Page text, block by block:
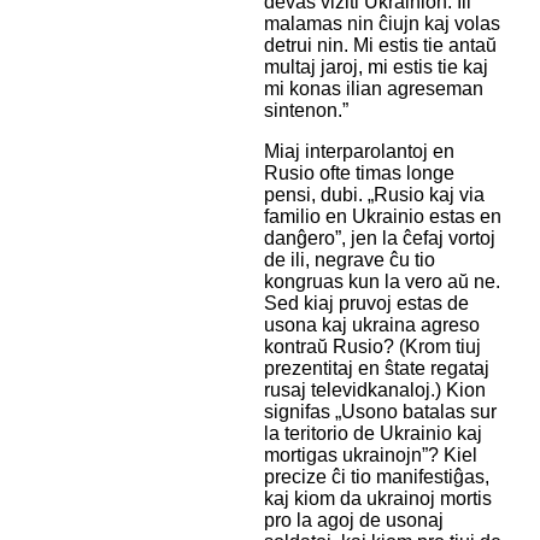
malamas nin ĉiujn kaj volas
detrui nin. Mi estis tie antaŭ
multaj jaroj, mi estis tie kaj
mi konas ilian agreseman
sintenon.”
Miaj interparolantoj en
Rusio ofte timas longe
pensi, dubi. „Rusio kaj via
familio en Ukrainio estas en
danĝero”, jen la ĉefaj vortoj
de ili, negrave ĉu tio
kongruas kun la vero aŭ ne.
Sed kiaj pruvoj estas de
usona kaj ukraina agreso
kontraŭ Rusio? (Krom tiuj
prezentitaj en ŝtate regataj
rusaj televidkanaloj.) Kion
signifas „Usono batalas sur
la teritorio de Ukrainio kaj
mortigas ukrainojn”? Kiel
precize ĉi tio manifestiĝas,
kaj kiom da ukrainoj mortis
pro la agoj de usonaj